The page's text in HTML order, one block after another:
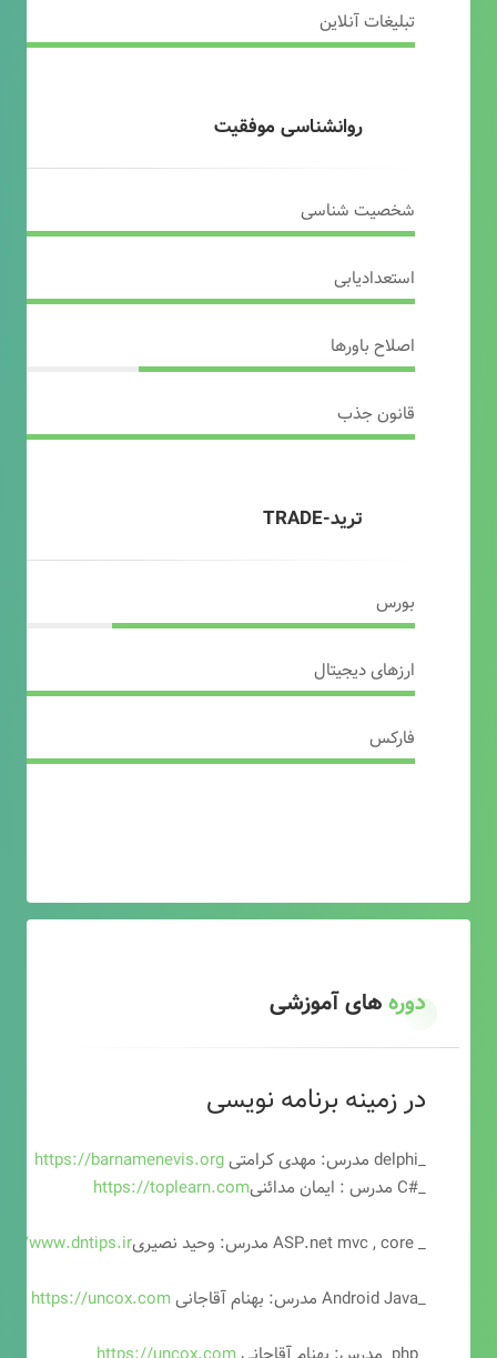
تبلیغات آنلاین
روانشناسی موفقیت
شخصیت شناسی
استعدادیابی
اصلاح باورها
قانون جذب
ترید-TRADE
بورس
ارزهای دیجیتال
فارکس
دورههای آموزشی
در زمینه برنامه نویسی
_delphi مدرس: مهدی کرامتی
https://barnamenevis.org
_#C مدرس : ایمان مدائنی
https://toplearn.com
_ ASP.net mvc , core مدرس: وحید نصیری
www.dntips.ir
_Android Java مدرس: بهنام آقاجانی
https://uncox.com